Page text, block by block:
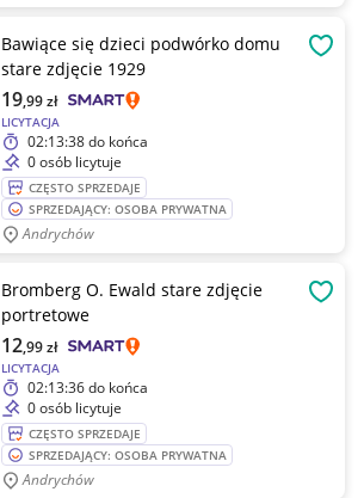
Bawiące się dzieci podwórko domu
stare zdjęcie 1929
LICYTACJA
19,99zł
02:13:38do końca
0 osób licytuje
CZĘSTO SPRZEDAJE
SPRZEDAJĄCY: OSOBA PRYWATNA
Andrychów
Bromberg O. Ewald stare zdjęcie
portretowe
LICYTACJA
12,99zł
02:13:36do końca
0 osób licytuje
CZĘSTO SPRZEDAJE
SPRZEDAJĄCY: OSOBA PRYWATNA
Andrychów